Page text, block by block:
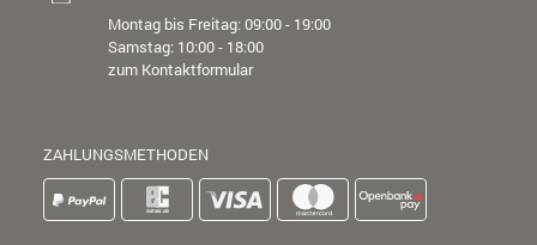
Montag bis Freitag: 09:00 - 19:00
Samstag: 10:00 - 18:00
zum Kontaktformular
ZAHLUNGSMETHODEN